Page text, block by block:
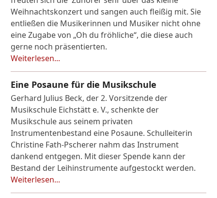
Weihnachtskonzert und sangen auch fleißig mit. Sie
entließen die Musikerinnen und Musiker nicht ohne
eine Zugabe von „Oh du fröhliche“, die diese auch
gerne noch präsentierten.
Weiterlesen...
Eine Posaune für die Musikschule
Gerhard Julius Beck, der 2. Vorsitzende der
Musikschule Eichstätt e. V., schenkte der
Musikschule aus seinem privaten
Instrumentenbestand eine Posaune. Schulleiterin
Christine Fath-Pscherer nahm das Instrument
dankend entgegen. Mit dieser Spende kann der
Bestand der Leihinstrumente aufgestockt werden.
Weiterlesen...